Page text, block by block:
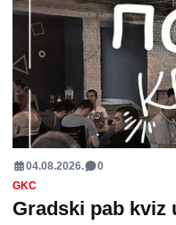
04.08.2026.
0
GKC
Gradski pab kviz